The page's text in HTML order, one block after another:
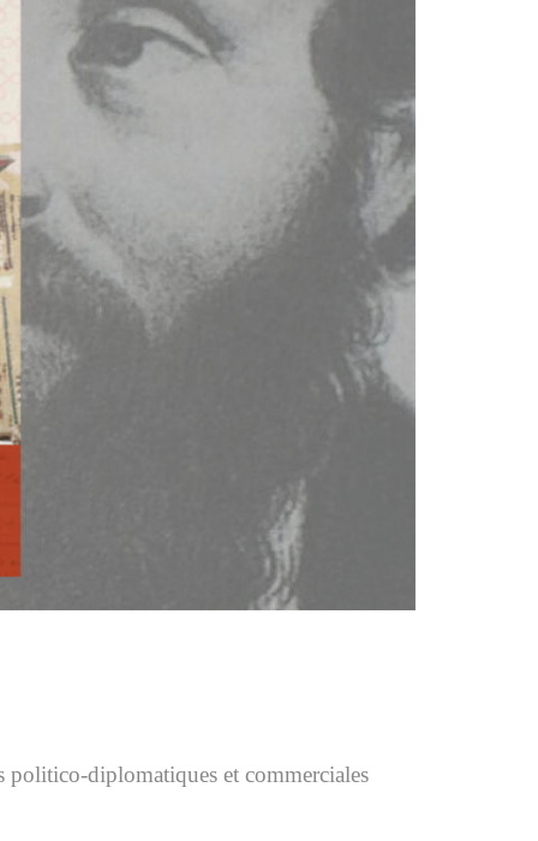
politico-diplomatiques et commerciales